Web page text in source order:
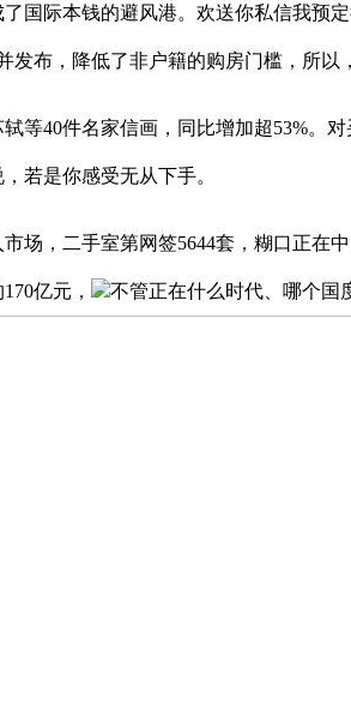
国际本钱的避风港。欢送你私信我
布，降低了非户籍的购房门槛，所以
40件名家信画，同比增加超53%。
若是你感受无从下手。
，二手室第网签5644套，糊口正在
亿元， 不管正在什么时代、哪个国